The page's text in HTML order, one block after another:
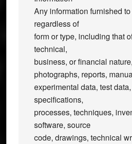
Any information furnished
regardless of
form or type, including that
technical,
business, or financial
photographs, reports,
experimental data, test
specifications,
processes, techniques,
software, source
code, drawings, technical